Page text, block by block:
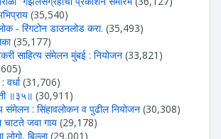
(35,540)
- रिंगटोन डाउनलोड करा. (35,493)
(35,177)
साहित्य संमेलन मुंबई : नियोजन (33,821)
(31,706)
॥३५॥ (30,911)
संमेलन : सिंहावलोकन व पुढील नियोजन (30,308)
जवा गाय (29,178)
बिल्ला (29,001)